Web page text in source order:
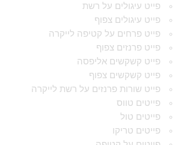
פייט עיגולים על רשת
פייט עיגולים צפוף
פייט פרחים על קטיפה לייקרה
פייט פרנזים צפוף
פייט קשקשים אליפסה
פייט קשקשים צפוף
פייט שורות פרנזים על רשת לייקרה
פייטים טווס
פייטים טול
פייטים טריקו